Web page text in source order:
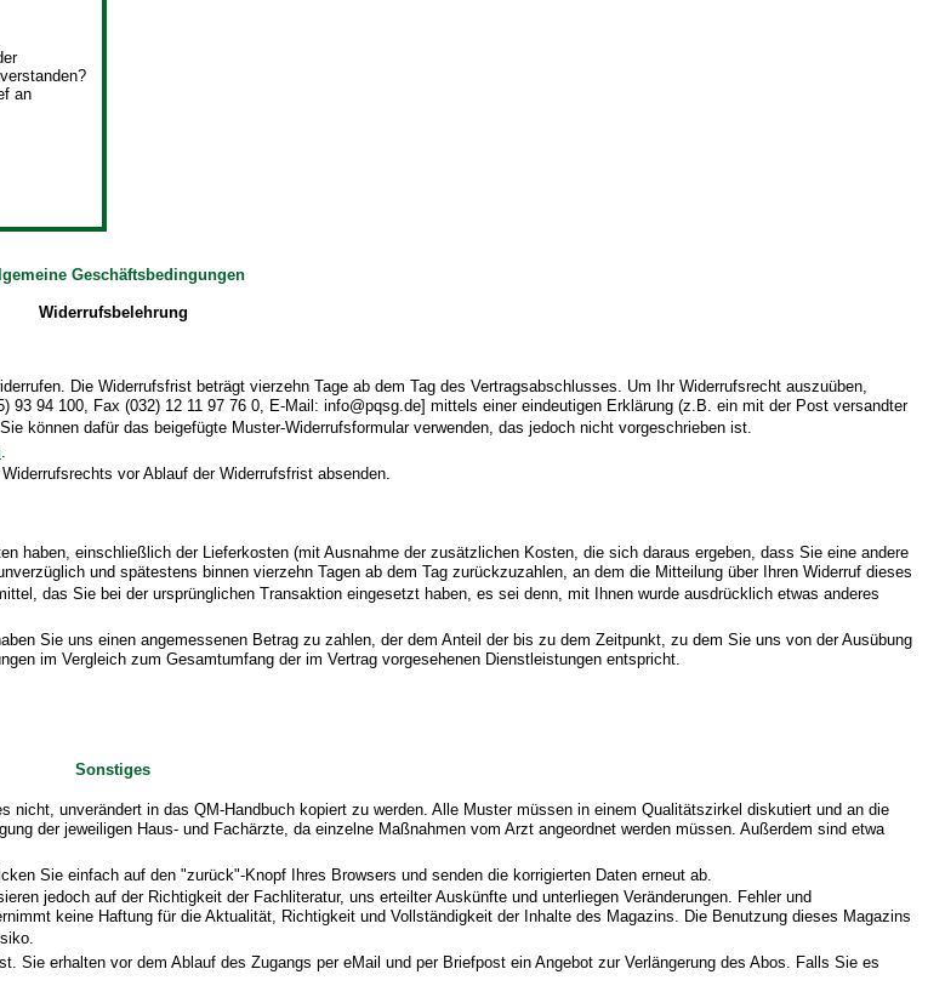
an
Geschäftsbedingungen
Widerrufsbelehrung
Die Widerrufsfrist beträgt vierzehn Tage ab dem Tag des Vertragsabschlusses. Um Ihr Widerrufsrecht auszuüben,
94 100, Fax (032) 12 11 97 76 0, E-Mail: info@pqsg.de] mittels einer eindeutigen Erklärung (z.B. ein mit der Post versandter
können dafür das beigefügte Muster-Widerrufsformular verwenden, das jedoch nicht vorgeschrieben ist.
.
vor Ablauf der Widerrufsfrist absenden.
haben, einschließlich der Lieferkosten (mit Ausnahme der zusätzlichen Kosten, die sich daraus ergeben, dass Sie eine andere
und spätestens binnen vierzehn Tagen ab dem Tag zurückzuzahlen, an dem die Mitteilung über Ihren Widerruf dieses
das Sie bei der ursprünglichen Transaktion eingesetzt haben, es sei denn, mit Ihnen wurde ausdrücklich etwas anderes
Sie uns einen angemessenen Betrag zu zahlen, der dem Anteil der bis zu dem Zeitpunkt, zu dem Sie uns von der Ausübung
im Vergleich zum Gesamtumfang der im Vertrag vorgesehenen Dienstleistungen entspricht.
Sonstiges
unverändert in das QM-Handbuch kopiert zu werden. Alle Muster müssen in einem Qualitätszirkel diskutiert und an die
der jeweiligen Haus- und Fachärzte, da einzelne Maßnahmen vom Arzt angeordnet werden müssen. Außerdem sind etwa
Sie einfach auf den "zurück"-Knopf Ihres Browsers und senden die korrigierten Daten erneut ab.
jedoch auf der Richtigkeit der Fachliteratur, uns erteilter Auskünfte und unterliegen Veränderungen. Fehler und
keine Haftung für die Aktualität, Richtigkeit und Vollständigkeit der Inhalte des Magazins. Die Benutzung dieses Magazins
Sie erhalten vor dem Ablauf des Zugangs per eMail und per Briefpost ein Angebot zur Verlängerung des Abos. Falls Sie es